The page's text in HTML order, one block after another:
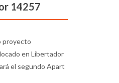
14257
proyecto
en Libertador
el segundo Apart